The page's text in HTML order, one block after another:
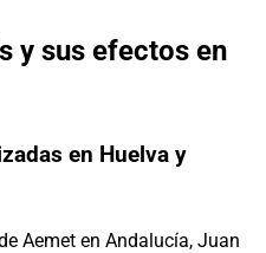
y sus efectos en
en Huelva y
Aemet en Andalucía, Juan